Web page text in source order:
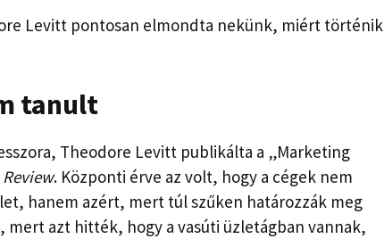
Levitt pontosan elmondta nekünk, miért történik
tanult
Theodore Levitt publikálta a „Marketing
. Központi érve az volt, hogy a cégek nem
hanem azért, mert túl szűken határozzák meg
mert azt hitték, hogy a vasúti üzletágban vannak,